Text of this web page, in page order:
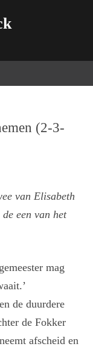
(2-3-
van Elisabeth
de een van het
mag
de duurdere
de Fokker
afscheid en